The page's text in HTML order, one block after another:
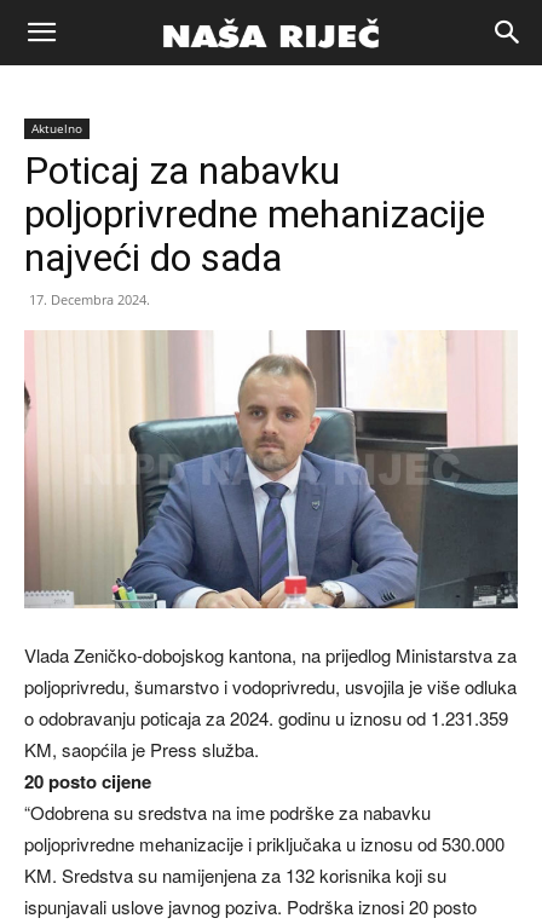
Naša
riječ
Zenica
Aktuelno
Poticaj za nabavku
poljoprivredne mehanizacije
najveći do sada
17. Decembra 2024.
Vlada Zeničko-dobojskog kantona, na prijedlog Ministarstva za
poljoprivredu, šumarstvo i vodoprivredu, usvojila je više odluka
o odobravanju poticaja za 2024. godinu u iznosu od 1.231.359
KM, saopćila je Press služba.
20 posto cijene
“Odobrena su sredstva na ime podrške za nabavku
poljoprivredne mehanizacije i priključaka u iznosu od 530.000
KM. Sredstva su namijenjena za 132 korisnika koji su
ispunjavali uslove javnog poziva. Podrška iznosi 20 posto